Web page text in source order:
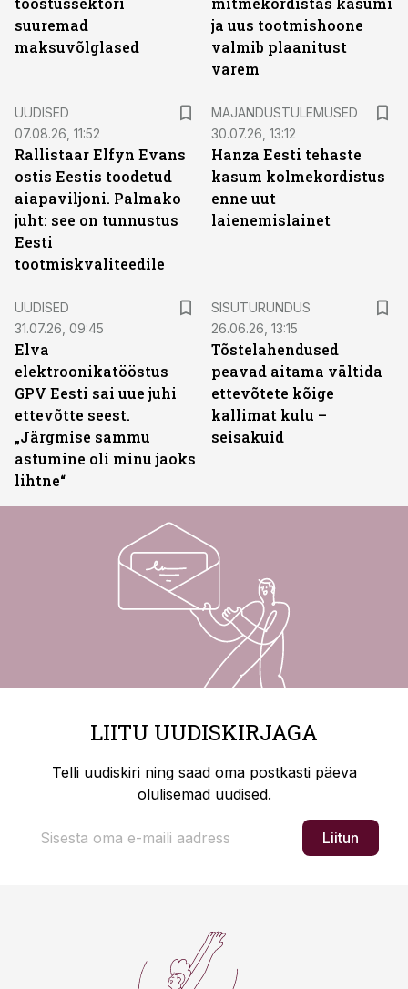
suuremad
maksuvõlglased
ja uus tootmishoone
valmib plaanitust
varem
UUDISED
07.08.26, 11:52
Rallistaar Elfyn Evans
ostis Eestis toodetud
aiapaviljoni. Palmako
juht: see on tunnustus
Eesti
tootmiskvaliteedile
MAJANDUSTULEMUSED
30.07.26, 13:12
Hanza Eesti tehaste
kasum kolmekordistus
enne uut
laienemislainet
UUDISED
31.07.26, 09:45
Elva
elektroonikatööstus
GPV Eesti sai uue juhi
ettevõtte seest.
„Järgmise sammu
astumine oli minu jaoks
lihtne“
SISUTURUNDUS
26.06.26, 13:15
Tõstelahendused
peavad aitama vältida
ettevõtete kõige
kallimat kulu –
seisakuid
LIITU UUDISKIRJAGA
Telli uudiskiri ning saad oma postkasti päeva
olulisemad uudised.
Liitun